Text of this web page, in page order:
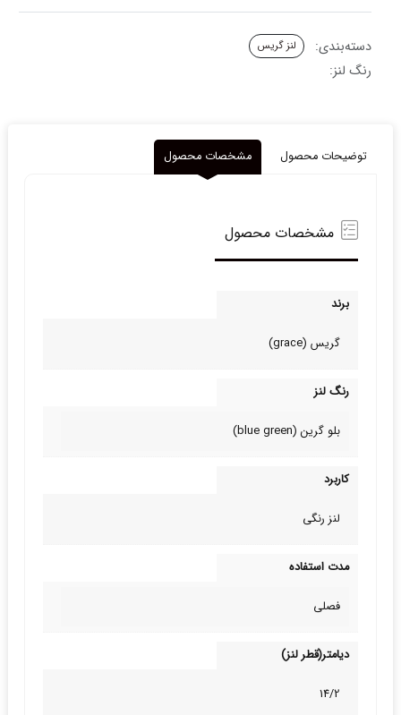
دسته‌بندی: لنز گریس
رنگ لنز:
توضیحات محصول مشخصات محصول
مشخصات محصول
برند
گریس (grace)
رنگ لنز
بلو گرین (blue green)
کاربرد
لنز رنگی
مدت استفاده
فصلی
دیامتر(قطر لنز)
14/2